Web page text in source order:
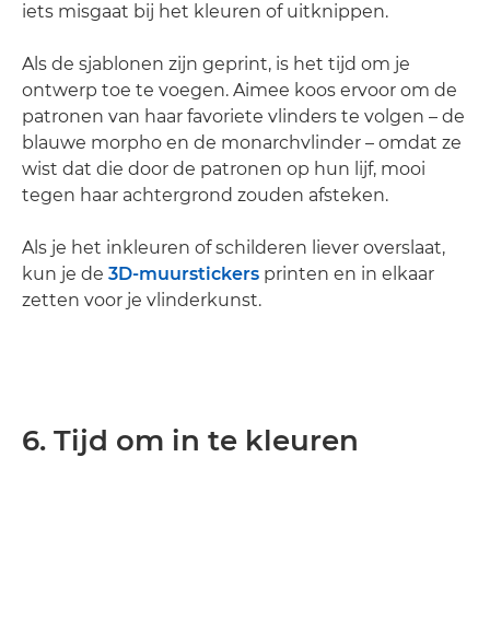
iets misgaat bij het kleuren of uitknippen.
Als de sjablonen zijn geprint, is het tijd om je
ontwerp toe te voegen. Aimee koos ervoor om de
patronen van haar favoriete vlinders te volgen – de
blauwe morpho en de monarchvlinder – omdat ze
wist dat die door de patronen op hun lijf, mooi
tegen haar achtergrond zouden afsteken.
Als je het inkleuren of schilderen liever overslaat,
kun je de 3D-muurstickers printen en in elkaar
zetten voor je vlinderkunst.
6. Tijd om in te kleuren